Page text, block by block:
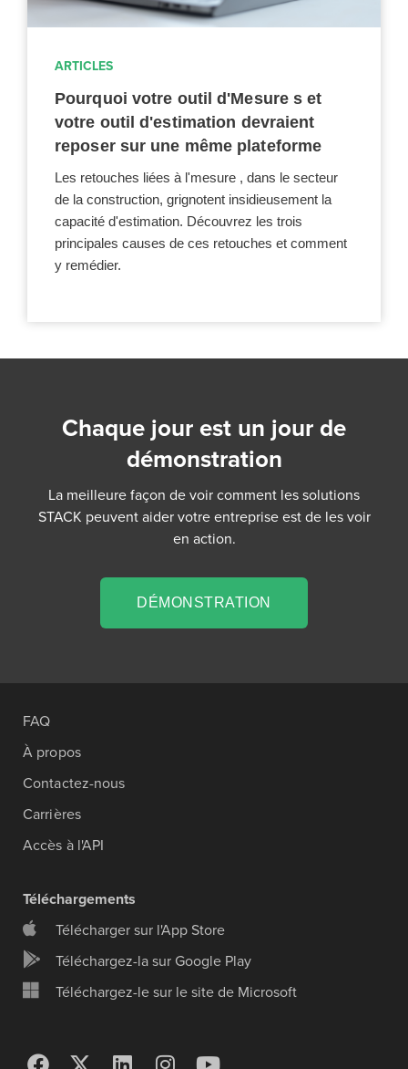
ARTICLES
Pourquoi votre outil d'Mesure s et
votre outil d'estimation devraient
reposer sur une même plateforme
Les retouches liées à l'mesure , dans le secteur
de la construction, grignotent insidieusement la
capacité d'estimation. Découvrez les trois
principales causes de ces retouches et comment
y remédier.
Chaque jour est un jour de
démonstration
La meilleure façon de voir comment les solutions
STACK peuvent aider votre entreprise est de les voir
en action.
DÉMONSTRATION
FAQ
À propos
Contactez-nous
Carrières
Accès à l'API
Téléchargements
Télécharger sur l'App Store
Téléchargez-la sur Google Play
Téléchargez-le sur le site de Microsoft